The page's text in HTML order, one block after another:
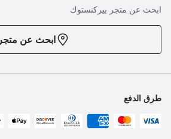
ابحث عن متجر بيركنستوك
ابحث عن متجر
طرق الدفع